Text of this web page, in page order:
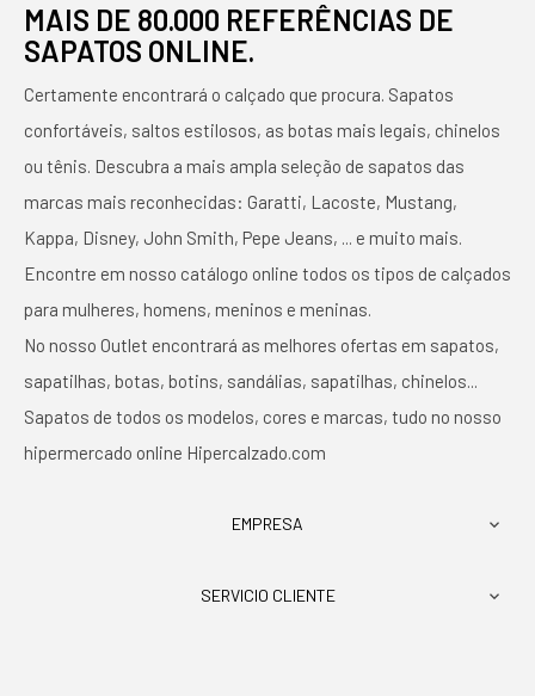
MAIS DE 80.000 REFERÊNCIAS DE
SAPATOS ONLINE.
Certamente encontrará o calçado que procura. Sapatos
confortáveis, saltos estilosos, as botas mais legais, chinelos
ou tênis. Descubra a mais ampla seleção de sapatos das
marcas mais reconhecidas: Garatti, Lacoste, Mustang,
Kappa, Disney, John Smith, Pepe Jeans, ... e muito mais.
Encontre em nosso catálogo online todos os tipos de calçados
para mulheres, homens, meninos e meninas.
No nosso Outlet encontrará as melhores ofertas em sapatos,
sapatilhas, botas, botins, sandálias, sapatilhas, chinelos...
Sapatos de todos os modelos, cores e marcas, tudo no nosso
hipermercado online Hipercalzado.com
EMPRESA 
SERVICIO CLIENTE 